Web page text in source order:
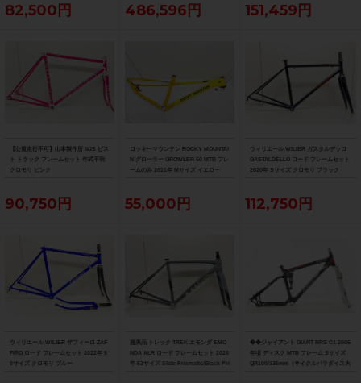
82,500円 486,596円 151,459円
【公道走行不可】山本製作所 NJS ピス
ト トラック フレームセット 年式不明
クロモリ ピンク
90,750円
ロッキーマウンテン ROCKY MOUNTAI
N グローラー GROWLER 50 MTB フレ
ームのみ 2021年 Mサイズ イエロー
55,000円
ウィリエール WILIER ガスタルデッロ
GASTALDELLO ロード フレームセット
2020年 Sサイズ クロモリ ブラック
112,750円
ウィリエール WILIER ザフィーロ ZAF
FIRO ロード フレームセット 2022年 5
0サイズ クロモリ ブルー
超美品 トレック TREK エモンダ EMO
NDA ALR ロード フレームセット 2026
年 52サイズ Slate Prismatic/Black Pri
◆◆ジャイアント GIANT NRS C1 2005
年頃 ディスク MTB フレーム Sサイズ
QR100/135mm（サイクルパラダイス大